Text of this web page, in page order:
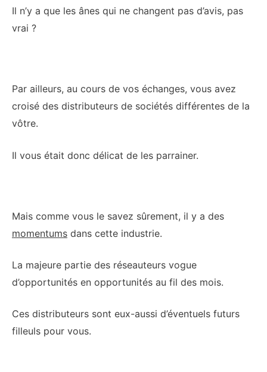
Il n’y a que les ânes qui ne changent pas d’avis, pas
vrai ?
Par ailleurs, au cours de vos échanges, vous avez
croisé des distributeurs de sociétés différentes de la
vôtre.
Il vous était donc délicat de les parrainer.
Mais comme vous le savez sûrement, il y a des
momentums dans cette industrie.
La majeure partie des réseauteurs vogue
d’opportunités en opportunités au fil des mois.
Ces distributeurs sont eux-aussi d’éventuels futurs
filleuls pour vous.